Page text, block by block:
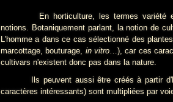
En horticulture, les termes variété
notions. Botaniquement parlant, la notion de
L'homme a dans ce cas sélectionné des
marcottage, bouturage, in vitro…), car ces
cultivars n'existent donc pas dans la nature.
Ils peuvent aussi être créés à partir
caractères intéressants) sont multipliées par